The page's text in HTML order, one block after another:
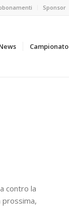
Sponsor
Campionato
contro la
prossima,